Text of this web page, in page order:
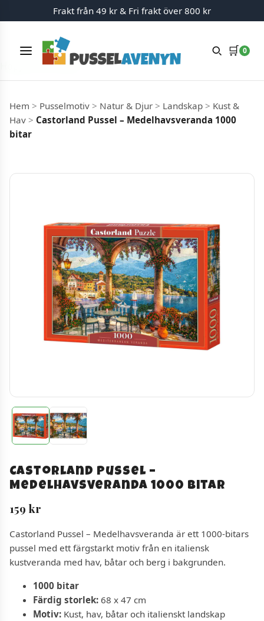
Hoppa till innehåll
Frakt från 49 kr & Fri frakt över 800 kr
Meny 🛒 0
Hem > Pusselmotiv > Natur & Djur > Landskap > Kust &
Hav > Castorland Pussel – Medelhavsveranda 1000
bitar
Castorland Pussel –
Medelhavsveranda 1000 bitar
159 kr
Castorland Pussel – Medelhavsveranda är ett 1000-bitars
pussel med ett färgstarkt motiv från en italiensk
kustveranda med hav, båtar och berg i bakgrunden.
1000 bitar
Färdig storlek: 68 x 47 cm
Motiv: Kust, hav, båtar och italienskt landskap